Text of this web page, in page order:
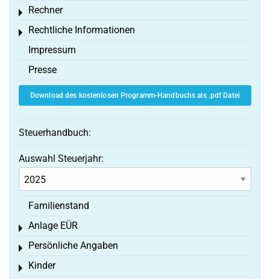
Rechner
Toggle menu
Rechtliche Informationen
Toggle menu
Impressum
Presse
Download des kostenlosen Programm-Handbuchs als .pdf Datei
Steuerhandbuch:
Auswahl Steuerjahr:
Familienstand
Anlage EÜR
Toggle menu
Persönliche Angaben
Toggle menu
Kinder
Toggle menu